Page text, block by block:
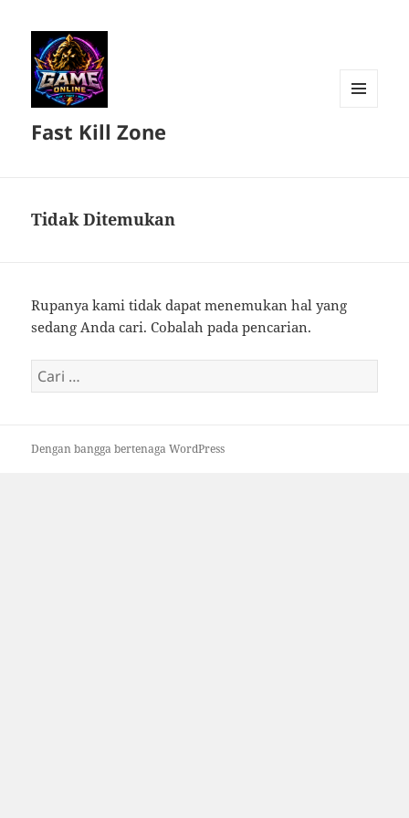
Fast Kill Zone
Tidak Ditemukan
Rupanya kami tidak dapat menemukan hal yang
sedang Anda cari. Cobalah pada pencarian.
Cari
untuk:
Dengan bangga bertenaga WordPress